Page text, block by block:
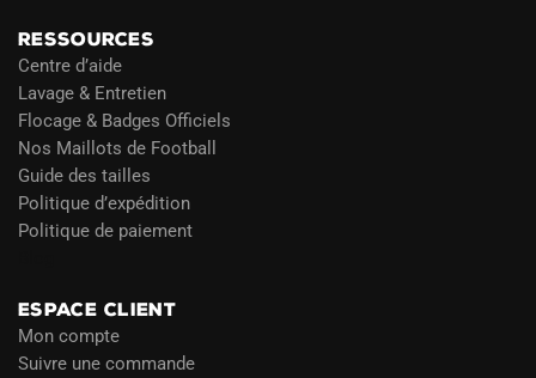
RESSOURCES
Centre d’aide
Lavage & Entretien
Flocage & Badges Officiels
Nos Maillots de Football
Guide des tailles
Politique d’expédition
Politique de paiement
ESPACE CLIENT
Mon compte
Suivre une commande